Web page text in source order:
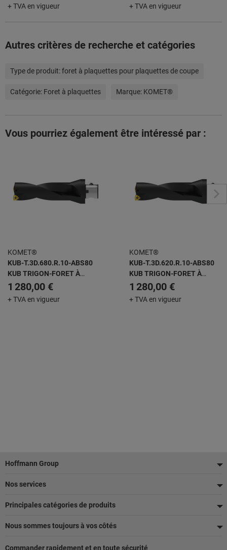
+ TVA en vigueur + TVA en vigueur
Autres critères de recherche et catégories
Type de produit:foret à plaquettes pour plaquettes de coupe
Catégorie: Foret à plaquettes Marque: KOMET®
Vous pourriez également être intéressé par :
KOMET®
KUB-T.3D.680.R.10-ABS80
KUB TRIGON-FORET À
PLAQUETTES AMOVIBLES
1 280,00 €
+ TVA en vigueur
KOMET®
KUB-T.3D.620.R.10-ABS80
KUB TRIGON-FORET À
PLAQUETTES AMOVIBLES
1 280,00 €
+ TVA en vigueur
Pied
de
page
Hoffmann Group
Nos services
Principales catégories de produits
Nous sommes toujours à vos côtés
Commander rapidement et en toute sécurité